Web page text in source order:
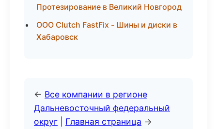
Протезирование в Великий Новгород
ООО Clutch FastFix - Шины и диски в
Хабаровск
← Все компании в регионе
Дальневосточный федеральный
округ
Главная страница →